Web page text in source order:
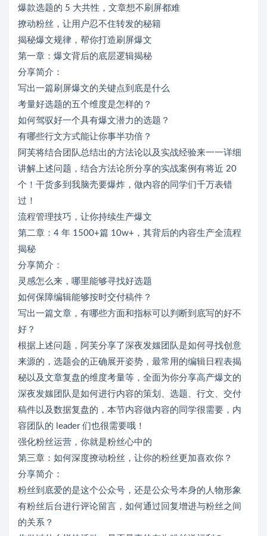
爆款选题的 5 大共性，文章想不刷屏都难
撩动粉丝，让用户忍不住转发的秘籍
揭秘爆文规律，帮你打造刷屏爆文
第一章：爆文背后的底层逻辑揭秘
分享简介：
写出一篇刷屏爆文的关键点到底是什么
考量好选题的五个维度是怎样的？
如何驾驭好一个具有爆文潜力的选题？
有哪些行文方式能让你事半功倍？
阿芙将结合团队总结出的方法论以及实战经验来一一详细
讲解上述问题，结合方法论所分享的实战案例有将近 20
个！干货多到我脑壳要爆炸，做内容的同学们千万表错
过！
流程管理技巧，让你持续生产爆文
第二章：4 年 1500+篇 10w+，其背后的内容生产全流程
揭秘
分享简介：
灵感怎么来，哪里能够寻找好选题
如何保障编辑能够按时交付稿件？
写出一篇文章，有哪些方面和指标可以判断到底写的好不
好？
根据上述问题，阿芙分享了深夜发媸团队是如何寻找创意
来源的，选题会的正确展开姿势，最常用的编辑日程表揭
秘以及文章复盘的维度考量等，全面为你分享高产爆文的
深夜发媸团队是如何进行内容的策划、选题、行文、交付
稿件以及数据复盘的，本节内容做内容的同学很需要，内
容团队的 leader 们也很需要哦！
强化粉丝运营，你就是粉丝心中的
第三章：如何深度撩动粉丝，让你的粉丝更加喜欢你？
分享简介：
粉丝到底爱的是这个公众号，还是公众号本身的人物形象
有粉丝后台进行评论留言，如何通过回复增进与粉丝之间
的关系？